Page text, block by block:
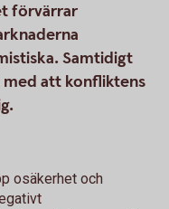
förvärrar
Samtidigt
att konfliktens
osäkerhet och